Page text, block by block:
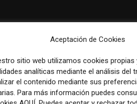
rediseñan sus redacciones
temas estaban más adaptados a
con el caso de un reportaje
Aceptación de Cookies
sitio web utilizamos cookies propias
analíticas mediante el análisis del
el contenido mediante sus
Para más información puedes